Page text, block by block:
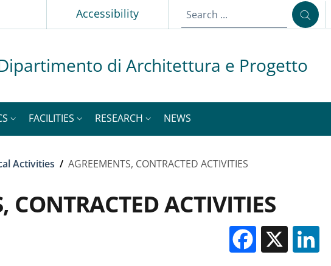
Slim topAccessibility
di Architettura e Progetto
FACILITIES RESEARCH NEWS
Activities / AGREEMENTS, CONTRACTED ACTIVITIES
CONTRACTED ACTIVITIES
Facebook
X